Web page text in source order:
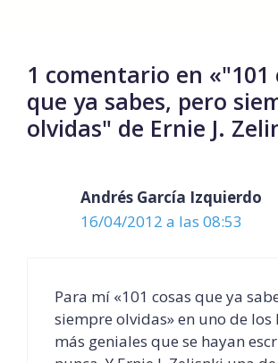
1 comentario en «"101
que ya sabes, pero
olvidas" de Ernie J.
Andrés García Izquierdo
16/04/2012 a las 08:53
Para mí «101 cosas que ya
siempre olvidas» en uno de los
más geniales que se hayan